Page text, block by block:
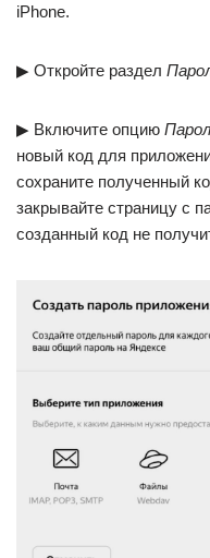
iPhone.
▶ Откройте раздел
▶ Включите опцию
новый код для
сохраните полученный
закрывайте страницу с
созданный код не